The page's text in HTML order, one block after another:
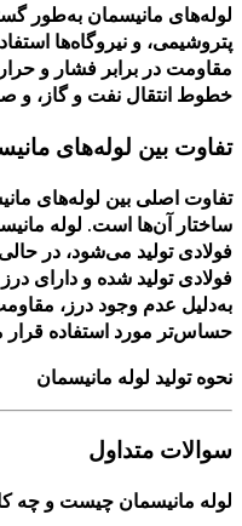
لوله‌های مانیسمان به‌طور
پتروشیمی، و نیروگاه‌ها
مقاومت در برابر فشار و
خطوط انتقال نفت و گاز، و
تفاوت بین لوله‌های
تفاوت اصلی بین لوله‌های
ساختار آن‌ها است. لوله
فولادی تولید می‌شود، در
فولادی تولید شده و دارای
به‌دلیل عدم وجود درز،
حساس‌تر مورد استفاده قرار
نحوه تولید لوله مانیسمان
سوالات متداول
لوله مانیسمان چیست و چه